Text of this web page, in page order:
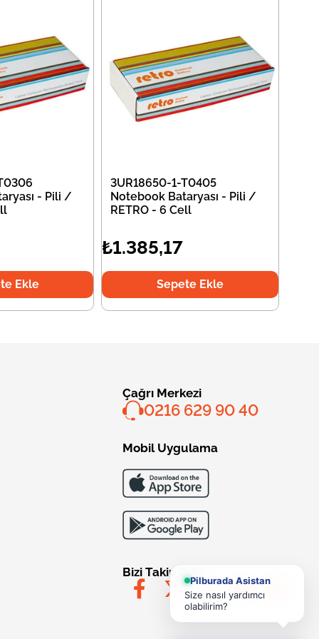
- Pili /
Ekle
3UR18650-1-T0405
Notebook Bataryası - Pili /
RETRO - 6 Cell
₺1.385,17
Sepete Ekle
Çağrı Merkezi
0216 629 90 40
Mobil Uygulama
Bizi Takip Edin
Pilburada Asistan
Size nasıl yardımcı
olabilirim?